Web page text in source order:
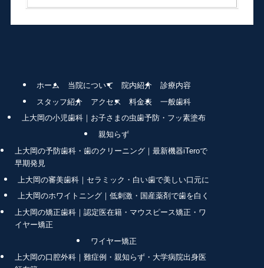
ホーム 当院について 院内紹介
診療内容
スタッフ紹介
アクセス 料金表
一般歯科
上大岡の小児歯科｜お子さまの虫歯予防・フッ素塗布
親知らず
上大岡の予防歯科・歯のクリーニング｜最新機器iTeroで
早期発見
上大岡の審美歯科｜セラミック・白い歯で美しい口元に
上大岡のホワイトニング｜低刺激・国産薬剤で歯を白く
上大岡の矯正歯科｜認定医在籍・マウスピース矯正・ワ
イヤー矯正
ワイヤー矯正
上大岡の口腔外科｜難症例・親知らず・大学病院出身医